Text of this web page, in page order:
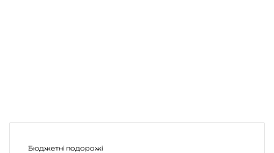
Я
Бюджетні подорожі